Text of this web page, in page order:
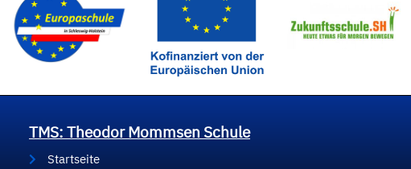
TMS: Theodor Mommsen Schule
Startseite